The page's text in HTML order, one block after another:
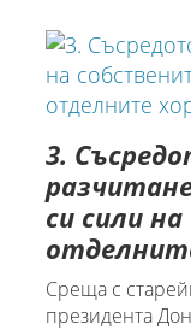
3.
си сили
Среща с
президента